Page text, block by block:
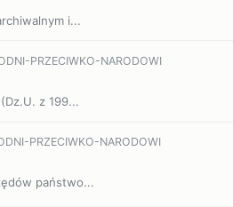
i...
PRZECIWKO-NARODOWI
z 199...
PRZECIWKO-NARODOWI
państwo...